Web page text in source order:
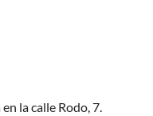
la calle Rodo, 7.